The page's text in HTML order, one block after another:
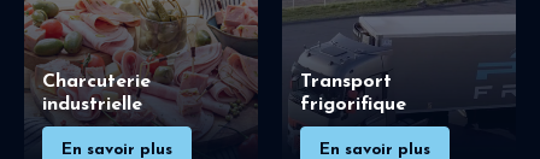
Charcuterie
industrielle
En savoir plus
Transport
frigorifique
En savoir plus